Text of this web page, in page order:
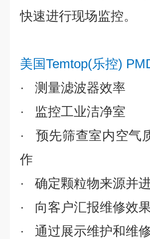
快速进行现场监控。
美国Temtop(乐控)
· 测量滤波器效率
· 监控工业洁净室
· 预先筛查室内空气
作
· 确定颗粒物来源并
· 向客户汇报维修效
· 通过展示维护和维